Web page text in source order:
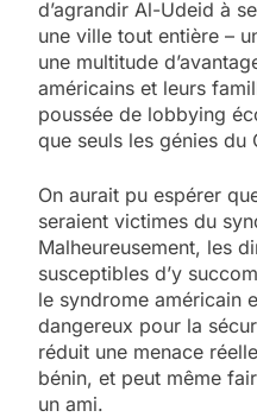
d’agrandir Al-Udeid à
une ville tout entière –
une multitude
américains et leurs
poussée de lobbying
que seuls les génies du
On aurait pu espérer
seraient victimes du
Malheureusement, les
susceptibles d’y
le syndrome américain
dangereux pour la
réduit une menace
bénin, et peut même
un ami.